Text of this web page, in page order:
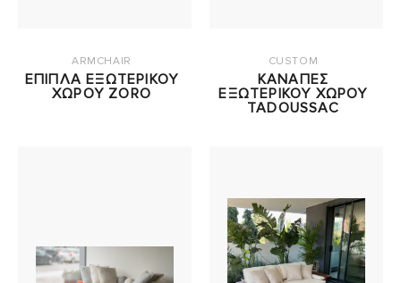
ARMCHAIR
ΕΠΙΠΛΑ ΕΞΩΤΕΡΙΚΟΥ
ΧΩΡΟΥ ZORO
CUSTOM
ΚΑΝΑΠΕΣ
ΕΞΩΤΕΡΙΚΟΥ ΧΩΡΟΥ
TADOUSSAC